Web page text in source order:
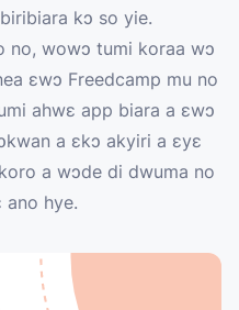
kɔ so yie.
no, wowɔ tumi koraa wɔ
ɛwɔ Freedcamp mu no
ahwɛ app biara a ɛwɔ
a ɛkɔ akyiri a ɛyɛ
a wɔde di dwuma no
ano hye.